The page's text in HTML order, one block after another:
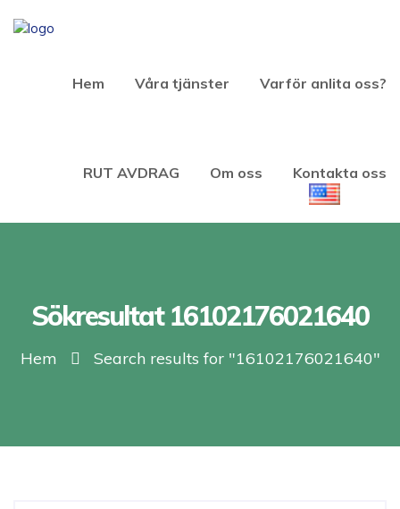
Hem Våra tjänster Varför anlita oss?
RUT AVDRAG Om oss Kontakta oss
Sökresultat 16102176021640
Hem Search results for "16102176021640"